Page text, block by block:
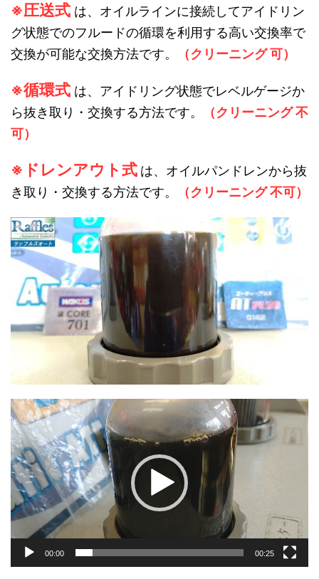
※圧送式 は、オイルラインに接続してアイドリン
グ状態でのフルードの循環を利用する高い交換率で
交換が可能な交換方法です。
（クリーニング 可）
※循環式 は、アイドリング状態でレベルゲージか
ら抜き取り・交換する方法です。
（クリーニング 不
可）
※ドレンアウト式 は、オイルパンドレンから抜
き取り・交換する方法です。
（クリーニング 不可）
動
画
プ
レ
ー
ヤ
ー
00:00 00:25